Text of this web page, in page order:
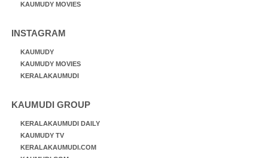
KAUMUDY MOVIES
INSTAGRAM
KAUMUDY
KAUMUDY MOVIES
KERALAKAUMUDI
KAUMUDI GROUP
KERALAKAUMUDI DAILY
KAUMUDY TV
KERALAKAUMUDI.COM